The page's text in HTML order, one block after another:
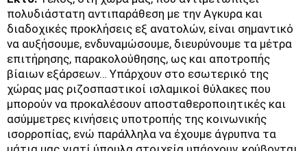
πολυδιάστατη αντιπαράθεση με την Αγκυρα και
διαδοχικές προκλήσεις εξ ανατολών, είναι σημαντικό
να αυξήσουμε, ενδυναμώσουμε, διευρύνουμε τα μέτρα
επιτήρησης, παρακολούθησης, ως και αποτροπής
βίαιων εξάρσεων… Υπάρχουν στο εσωτερικό της
χώρας μας ριζοσπαστικοί ισλαμικοί θύλακες που
μπορούν να προκαλέσουν αποσταθεροποιητικές και
ασύμμετρες κινήσεις υποτροπής της κοινωνικής
ισορροπίας, ενώ παράλληλα να έχουμε άγρυπνα τα